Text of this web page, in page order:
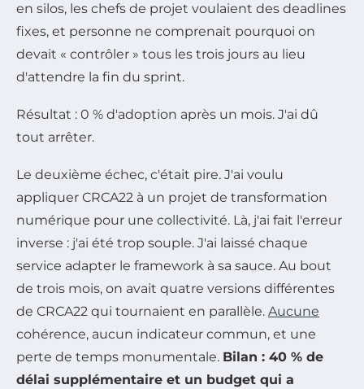
en silos, les chefs de projet voulaient des deadlines
fixes, et personne ne comprenait pourquoi on
devait « contrôler » tous les trois jours au lieu
d'attendre la fin du sprint.
Résultat : 0 % d'adoption après un mois. J'ai dû
tout arrêter.
Le deuxième échec, c'était pire. J'ai voulu
appliquer CRCA22 à un projet de transformation
numérique pour une collectivité. Là, j'ai fait l'erreur
inverse : j'ai été trop souple. J'ai laissé chaque
service adapter le framework à sa sauce. Au bout
de trois mois, on avait quatre versions différentes
de CRCA22 qui tournaient en parallèle. Aucune
cohérence, aucun indicateur commun, et une
perte de temps monumentale. Bilan : 40 % de
délai supplémentaire et un budget qui a